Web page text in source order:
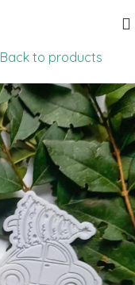
Back to products